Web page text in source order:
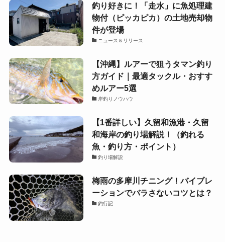
釣り好きに！「走水」に魚処理建
物付（ピッカピカ）の土地売却物
件が登場
ニュース＆リリース
【沖縄】ルアーで狙うタマン釣り
方ガイド｜最適タックル・おすす
めルアー5選
岸釣りノウハウ
【1番詳しい】久留和漁港・久留
和海岸の釣り場解説！（釣れる
魚・釣り方・ポイント）
釣り場解説
梅雨の多摩川チニング！バイブレ
ーションでバラさないコツとは？
釣行記